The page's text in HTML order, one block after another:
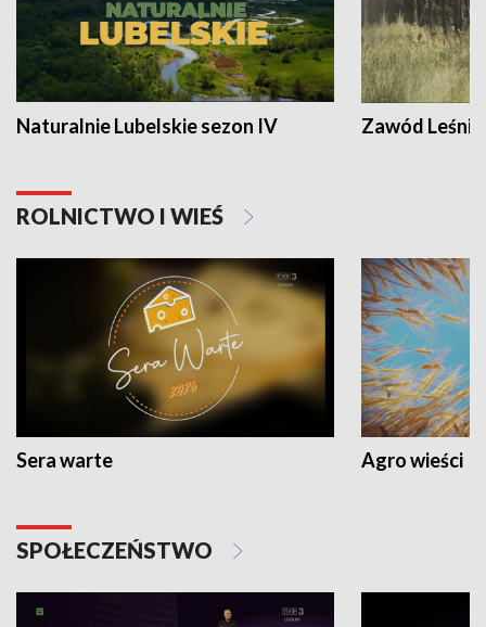
Naturalnie Lubelskie sezon IV Zawód Leśnik
ROLNICTWO I WIEŚ
Sera warte Agro wieści
SPOŁECZEŃSTWO